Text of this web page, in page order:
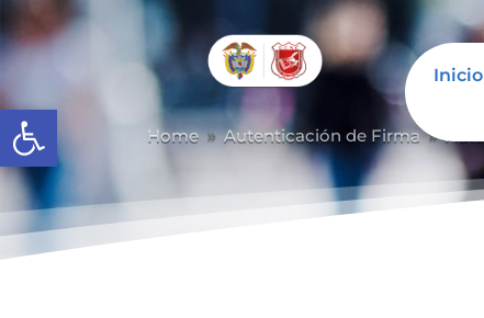
Abrir barra de herramientas
Inicio
Home 9 Autenticación de Firma 9